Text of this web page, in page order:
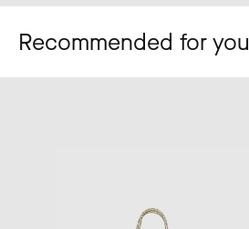
Recommended for you